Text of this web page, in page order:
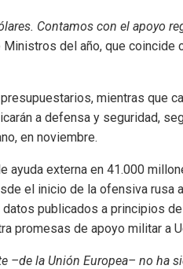
Contamos con el apoyo
del año, que coincide
mientras que
a defensa y seguridad,
en noviembre.
ayuda externa en 41.000
el inicio de la ofensiva rusa
publicados a principios
promesas de apoyo militar a
–de la Unión Europea– no ha